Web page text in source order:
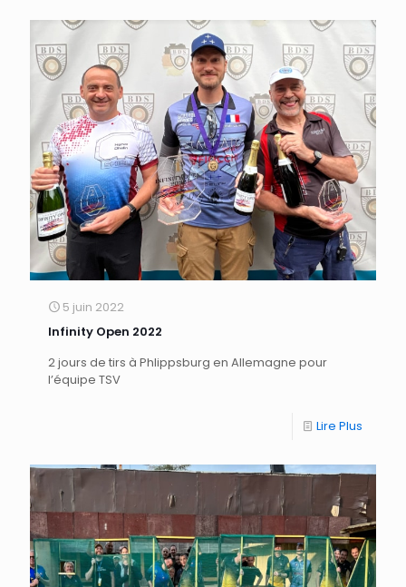
5 juin 2022
Infinity Open 2022
2 jours de tirs à Phlippsburg en Allemagne pour
l’équipe TSV
Lire Plus